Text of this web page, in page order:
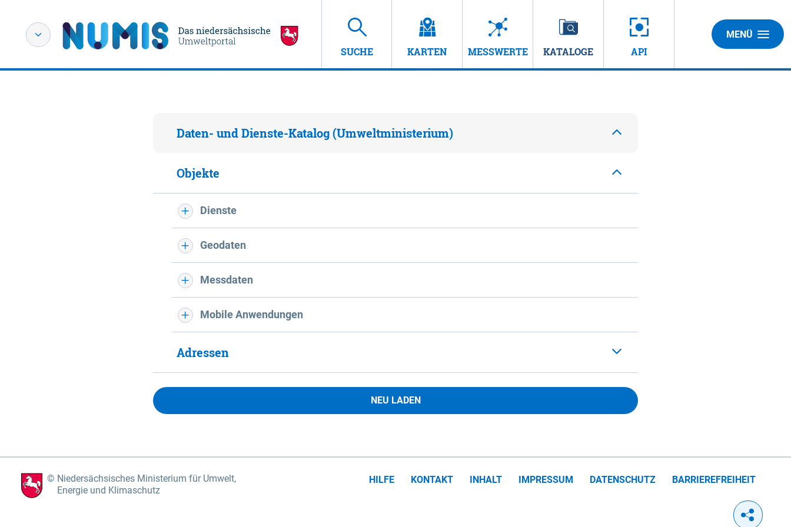
SUCHE KARTEN MESSWERTE KATALOGE API
MENÜ
Daten- und Dienste-Katalog (Umweltministerium)
Objekte
Dienste
Geodaten
Messdaten
Mobile Anwendungen
Adressen
NEU LADEN
Niedersächsisches Ministerium für Umwelt,
Energie und Klimaschutz
HILFE KONTAKT INHALT IMPRESSUM DATENSCHUTZ BARRIEREFREIHEIT